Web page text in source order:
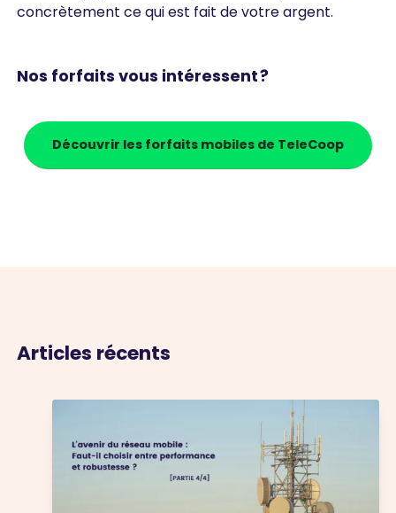
concrètement ce qui est fait de votre argent.
Nos forfaits vous intéressent ?
Découvrir les forfaits mobiles de TeleCoop
Articles récents